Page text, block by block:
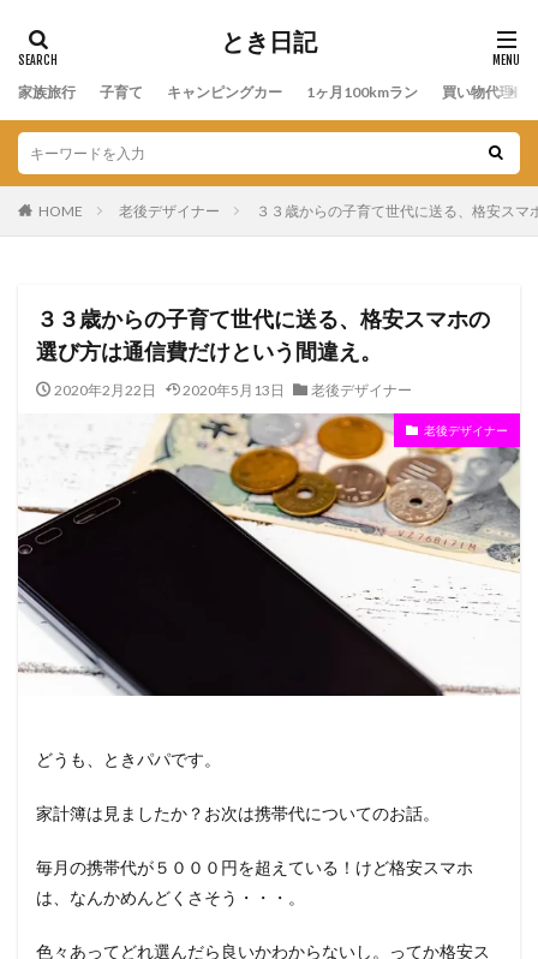
とき日記
家族旅行 子育て キャンピングカー 1ヶ月100kmラン 買い物代理店
HOME 老後デザイナー ３３歳からの子育て世代に送る、格安ス
３３歳からの子育て世代に送る、格安スマホの
選び方は通信費だけという間違え。
2020年2月22日 2020年5月13日 老後デザイナー
老後デザイナー
どうも、ときパパです。
家計簿は見ましたか？お次は携帯代についてのお話。
毎月の携帯代が５０００円を超えている！けど格安スマホ
は、なんかめんどくさそう・・・。
色々あってどれ選んだら良いかわからないし。ってか格安ス